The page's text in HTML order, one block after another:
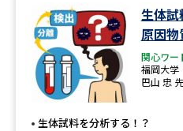
オープンキャンパス検索
来場型・Web型イベント特集
受験準備
生体試
原因物
関心ワー
福岡大学
巴山 忠
生体試料を分析する！？